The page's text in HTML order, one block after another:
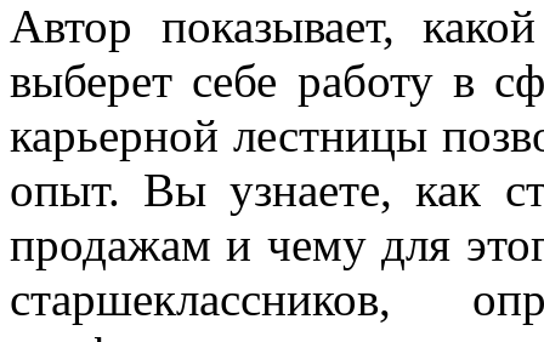
Автор показывает,
выберет себе работу в
карьерной лестницы
опыт. Вы узнаете, как
продажам и чему для
старшеклассников,